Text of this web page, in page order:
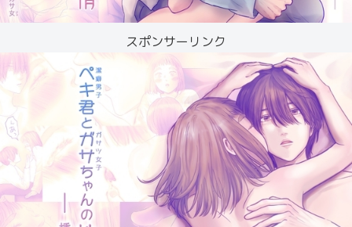
スポンサーリンク